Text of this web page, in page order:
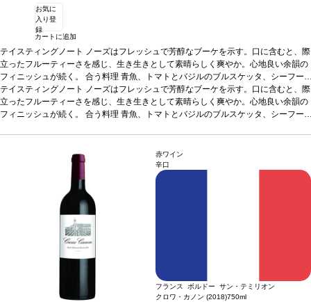
お気に
入り登
録
カートに追加
テイスティングノート ノーズはフレッシュで芳醇なブーケを示す。口に含むと、際
立ったフルーティーさを感じ、生き生きとして素晴らしく爽やか。心地良い余韻の
フィニッシュが続く。 合う料理 青魚、トマトとバジルのブルスケッタ、シーフー
ドパスタ、シーザーサラダなどと好相性葡萄品種トレッビアーノ 80%、シャルド
ネ 20%*本ヴィンテージが在庫切れの場合、在庫があり価格が同様の場合は自動的
に次のヴィンテージに変更されます、ご了承ください。
テイスティングノート ノーズはフレッシュで芳醇なブーケを示す。口に含むと、際
立ったフルーティーさを感じ、生き生きとして素晴らしく爽やか。心地良い余韻の
フィニッシュが続く。 合う料理 青魚、トマトとバジルのブルスケッタ、シーフー
に次のヴィンテージに変更されます、ご了承ください。
赤ワイン
辛口
フランス ボルドー サン・テミリオン
クロワ・カノン (2018)750ml